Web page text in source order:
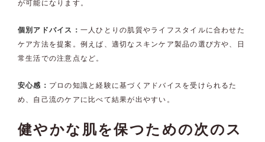
が可能になります。
個別アドバイス： 一人ひとりの肌質やライフスタイルに合わせた
ケア方法を提案。例えば、適切なスキンケア製品の選び方や、日
常生活での注意点など。
安心感： プロの知識と経験に基づくアドバイスを受けられるた
め、自己流のケアに比べて結果が出やすい。
健やかな肌を保つための次のス